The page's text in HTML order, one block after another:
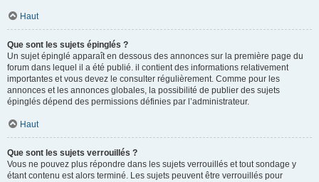
Haut
Que sont les sujets épinglés ?
Un sujet épinglé apparaît en dessous des annonces sur la première page du
forum dans lequel il a été publié. il contient des informations relativement
importantes et vous devez le consulter régulièrement. Comme pour les
annonces et les annonces globales, la possibilité de publier des sujets
épinglés dépend des permissions définies par l’administrateur.
Haut
Que sont les sujets verrouillés ?
Vous ne pouvez plus répondre dans les sujets verrouillés et tout sondage y
étant contenu est alors terminé. Les sujets peuvent être verrouillés pour